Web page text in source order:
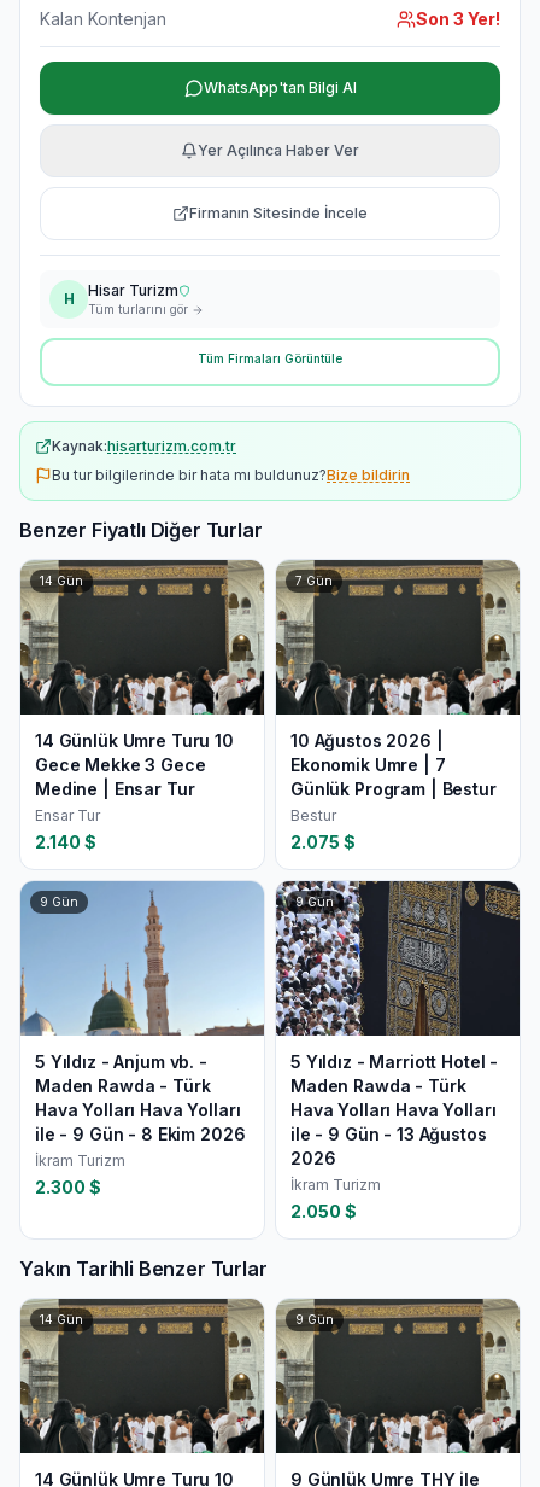
Kalan Kontenjan
Son 3 Yer!
WhatsApp'tan Bilgi Al
Yer Açılınca Haber Ver
Firmanın Sitesinde İncele
H Hisar Turizm
Tüm turlarını gör
Tüm Firmaları Görüntüle
Kaynak:hisarturizm.com.tr
Bu tur bilgilerinde bir hata mı buldunuz?Bize bildirin
Benzer Fiyatlı Diğer Turlar
14Gün
14 Günlük Umre Turu 10
Gece Mekke 3 Gece
Medine | Ensar Tur
Ensar Tur
2.140 $
7Gün
10 Ağustos 2026 |
Ekonomik Umre | 7
Günlük Program | Bestur
Bestur
2.075 $
9 Gün
5 Yıldız - Anjum vb. -
Maden Rawda - Türk
Hava Yolları Hava Yolları
ile - 9 Gün - 8 Ekim 2026
İkram Turizm
2.300 $
9Gün
5 Yıldız - Marriott Hotel -
Maden Rawda - Türk
Hava Yolları Hava Yolları
ile - 9 Gün - 13 Ağustos
2026
İkram Turizm
2.050 $
Yakın Tarihli Benzer Turlar
14Gün
14 Günlük Umre Turu 10
9Gün
9 Günlük Umre THY ile